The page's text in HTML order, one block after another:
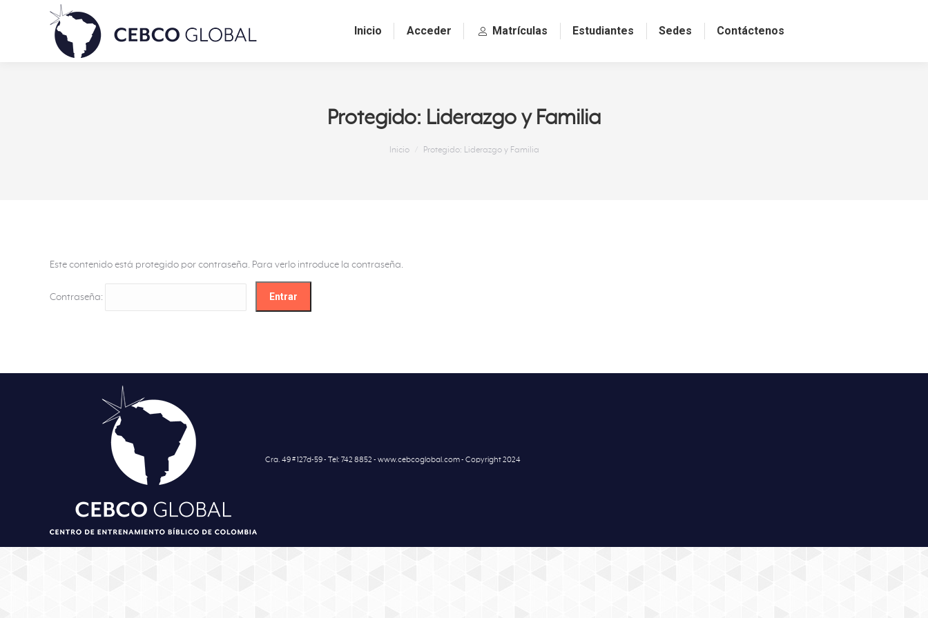
Inicio Acceder Matrículas Estudiantes Sedes Contáctenos
Protegido: Liderazgo y Familia
Inicio Protegido: Liderazgo y Familia
Este contenido está protegido por contraseña. Para verlo introduce la contraseña.
Contraseña:
Cra. 49 # 127d-59 - Tel: 742 8852 - www.cebcoglobal.com - Copyright 2024